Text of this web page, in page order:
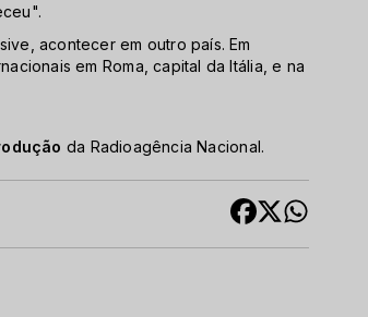
acontecer em outro país. Em
em Roma, capital da Itália, e na
da Radioagência Nacional.